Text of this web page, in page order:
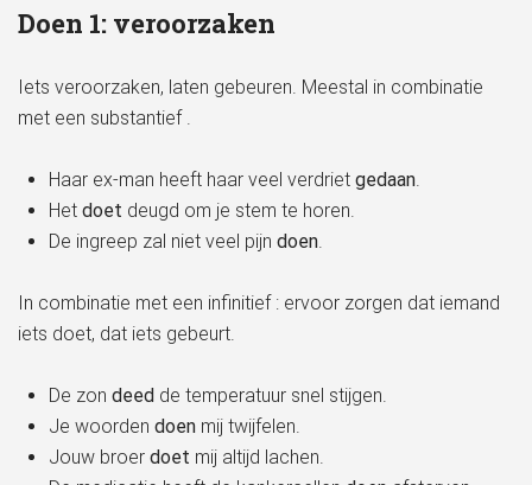
Doen 1: veroorzaken
Iets veroorzaken, laten gebeuren. Meestal in combinatie
met een substantief .
Haar ex-man heeft haar veel verdriet gedaan.
Het doet deugd om je stem te horen.
De ingreep zal niet veel pijn doen.
In combinatie met een infinitief : ervoor zorgen dat iemand
iets doet, dat iets gebeurt.
De zon deed de temperatuur snel stijgen.
Je woorden doen mij twijfelen.
Jouw broer doet mij altijd lachen.